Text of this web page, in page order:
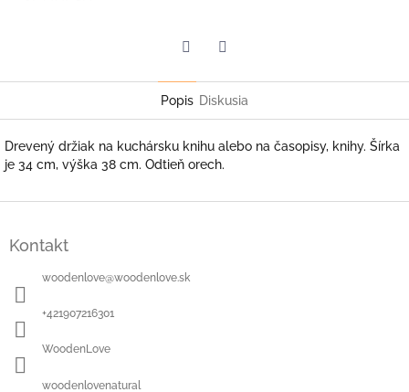
Popis Diskusia
Drevený držiak na kuchársku knihu alebo na časopisy, knihy. Šírka
je 34 cm, výška 38 cm. Odtieň orech.
Kontakt
woodenlove@woodenlove.sk
+421907216301
WoodenLove
woodenlovenatural